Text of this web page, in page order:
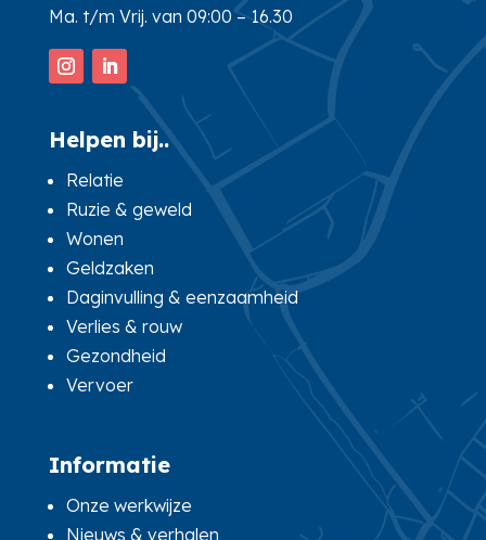
Ma. t/m Vrij. van 09:00 – 16.30
Helpen bij..
Relatie
Ruzie & geweld
Wonen
Geldzaken
Daginvulling & eenzaamheid
Verlies & rouw
Gezondheid
Vervoer
Informatie
Onze werkwijze
Nieuws & verhalen